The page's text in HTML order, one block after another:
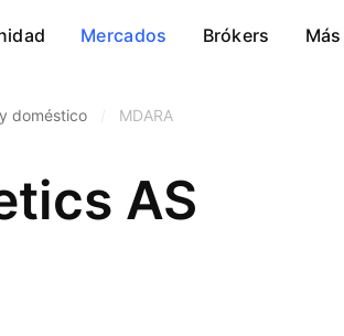
Mercados Brókers Más
doméstico MDARA
AS